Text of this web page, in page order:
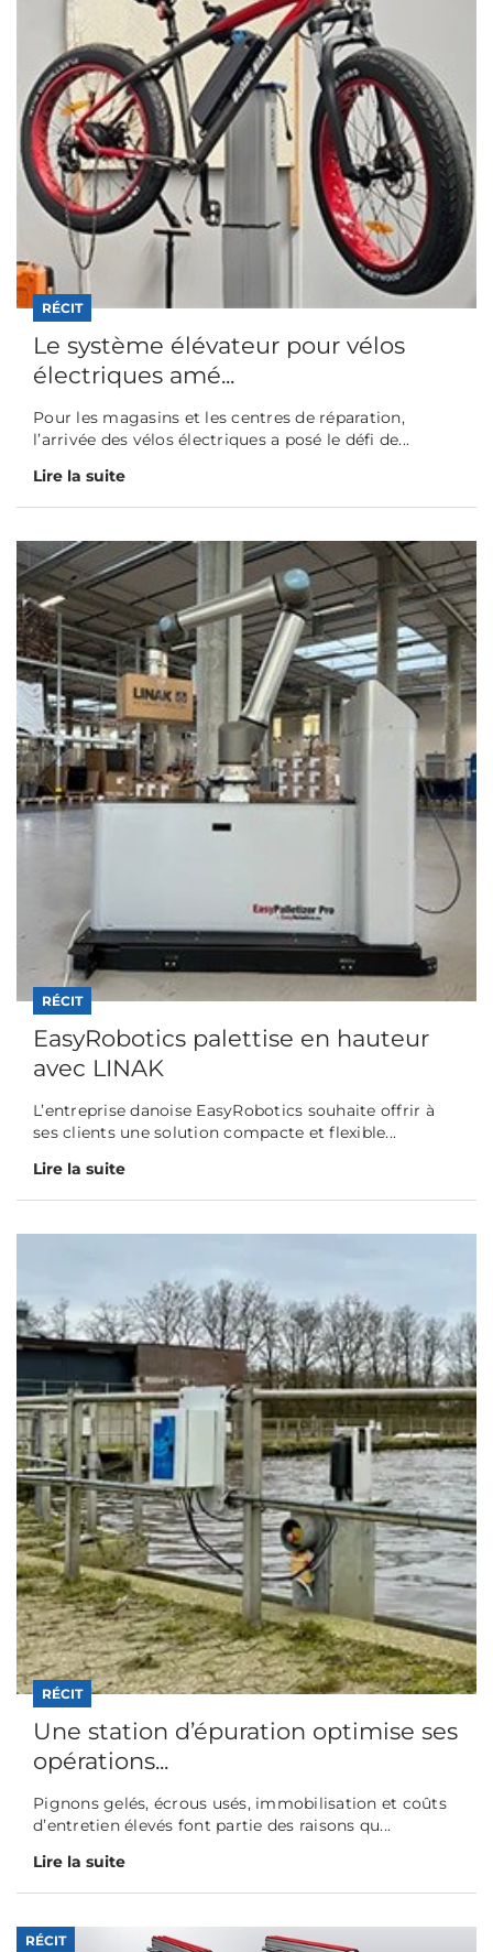
RÉCIT
Le système élévateur pour vélos
électriques amé...
Pour les magasins et les centres de réparation,
l’arrivée des vélos électriques a posé le défi de...
Lire la suite
RÉCIT
EasyRobotics palettise en hauteur
avec LINAK
L’entreprise danoise EasyRobotics souhaite offrir à
ses clients une solution compacte et flexible...
Lire la suite
RÉCIT
Une station d’épuration optimise ses
opérations...
Pignons gelés, écrous usés, immobilisation et coûts
d’entretien élevés font partie des raisons qu...
Lire la suite
RÉCIT